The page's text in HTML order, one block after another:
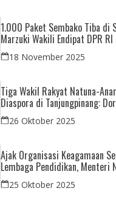
1.000 Paket Sembako Tiba di
Marzuki Wakili Endipat DPR RI
Sutiawan Kawal Reses di Natuna
18 November 2025
Tiga Wakil Rakyat Natuna-
Diaspora di Tanjungpinang:
Pemekaran Provinsi dan Jamin
Pembangunan
26 Oktober 2025
Ajak Organisasi Keagamaan
Lembaga Pendidikan, Menteri
Sebagai Early Warning System
25 Oktober 2025